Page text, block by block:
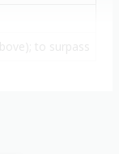
to surpass